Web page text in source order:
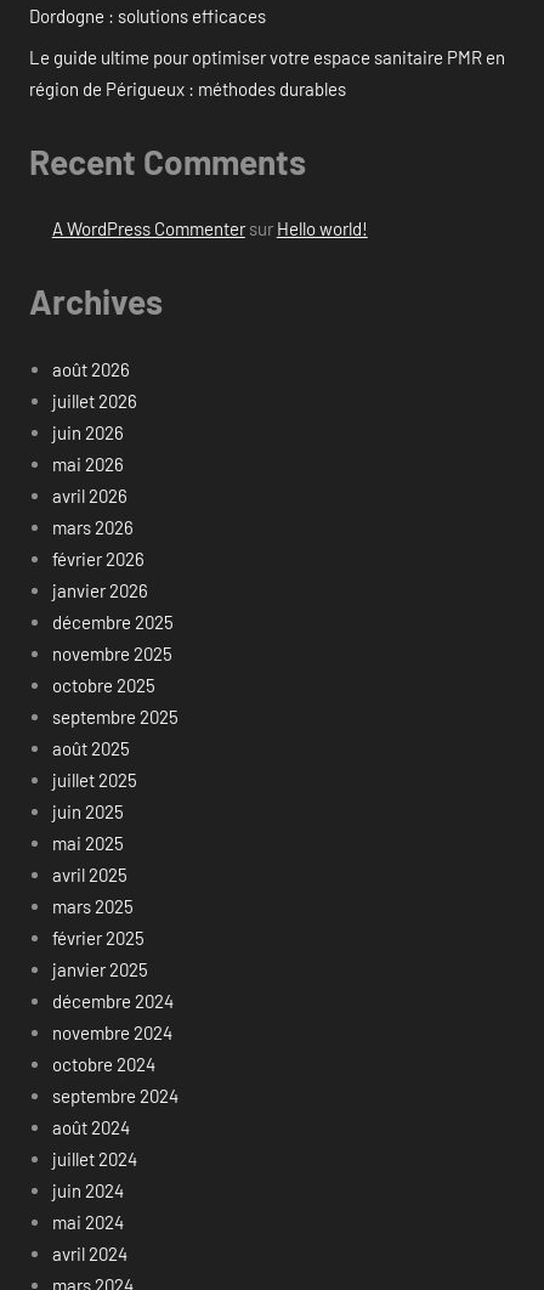
Dordogne : solutions efficaces
Le guide ultime pour optimiser votre espace sanitaire PMR en
région de Périgueux : méthodes durables
Recent Comments
A WordPress Commentersur Hello world!
Archives
août 2026
juillet 2026
juin 2026
mai 2026
avril 2026
mars 2026
février 2026
janvier 2026
décembre 2025
novembre 2025
octobre 2025
septembre 2025
août 2025
juillet 2025
juin 2025
mai 2025
avril 2025
mars 2025
février 2025
janvier 2025
décembre 2024
novembre 2024
octobre 2024
septembre 2024
août 2024
juillet 2024
juin 2024
mai 2024
avril 2024
mars 2024